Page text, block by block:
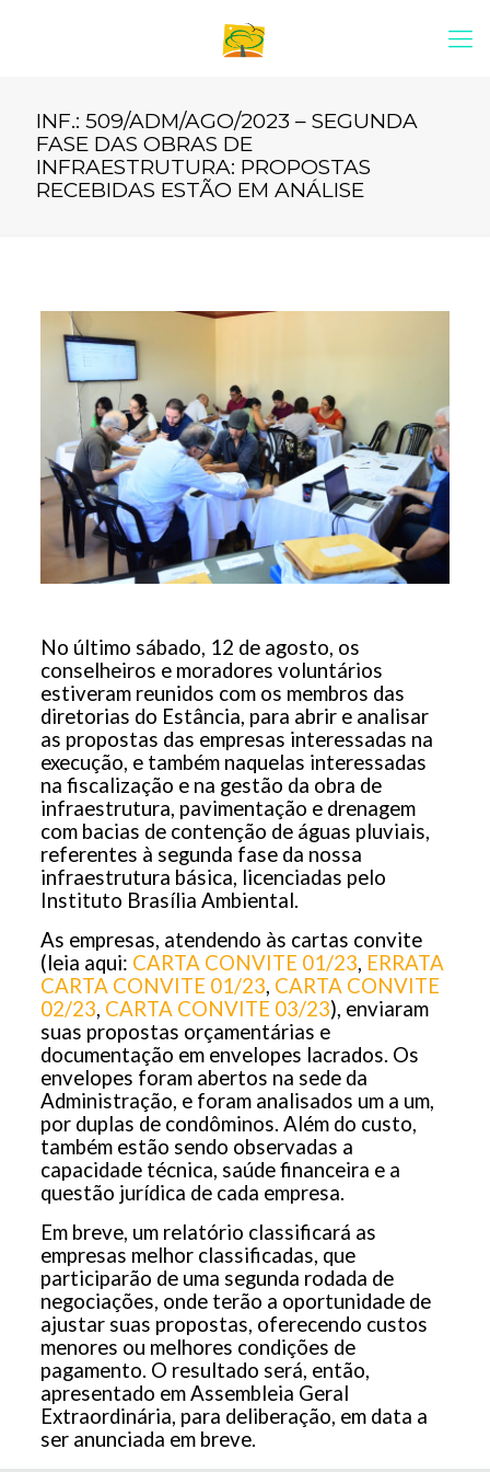
INF.: 509/ADM/AGO/2023 – SEGUNDA
FASE DAS OBRAS DE
INFRAESTRUTURA: PROPOSTAS
RECEBIDAS ESTÃO EM ANÁLISE
No último sábado, 12 de agosto, os
conselheiros e moradores voluntários
estiveram reunidos com os membros das
diretorias do Estância, para abrir e analisar
as propostas das empresas interessadas na
execução, e também naquelas interessadas
na fiscalização e na gestão da obra de
infraestrutura, pavimentação e drenagem
com bacias de contenção de águas pluviais,
referentes à segunda fase da nossa
infraestrutura básica, licenciadas pelo
Instituto Brasília Ambiental.
As empresas, atendendo às cartas convite
(leia aqui: CARTA CONVITE 01/23, ERRATA
CARTA CONVITE 01/23, CARTA CONVITE
02/23, CARTA CONVITE 03/23), enviaram
suas propostas orçamentárias e
documentação em envelopes lacrados. Os
envelopes foram abertos na sede da
Administração, e foram analisados um a um,
por duplas de condôminos. Além do custo,
também estão sendo observadas a
capacidade técnica, saúde financeira e a
questão jurídica de cada empresa.
Em breve, um relatório classificará as
empresas melhor classificadas, que
participarão de uma segunda rodada de
negociações, onde terão a oportunidade de
ajustar suas propostas, oferecendo custos
menores ou melhores condições de
pagamento. O resultado será, então,
apresentado em Assembleia Geral
Extraordinária, para deliberação, em data a
ser anunciada em breve.